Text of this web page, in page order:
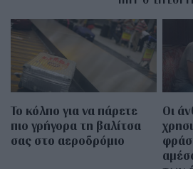
Το κόλπο για να πάρετε
πιο γρήγορα τη βαλίτσα
σας στο αεροδρόμιο
Οι